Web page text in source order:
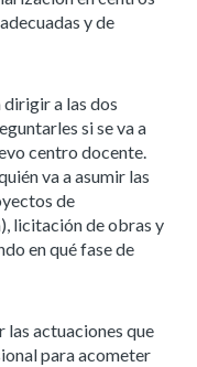
y de
dirigir a las dos
si se va a
centro docente.
va a asumir las
de
licitación de obras y
en qué fase de
las actuaciones que
para acometer